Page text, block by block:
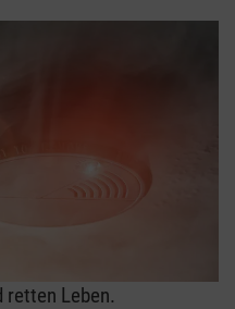
retten Leben.